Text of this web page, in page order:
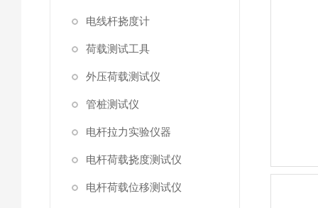
电线杆挠度计
荷载测试工具
外压荷载测试仪
管桩测试仪
电杆拉力实验仪器
电杆荷载挠度测试仪
电杆荷载位移测试仪